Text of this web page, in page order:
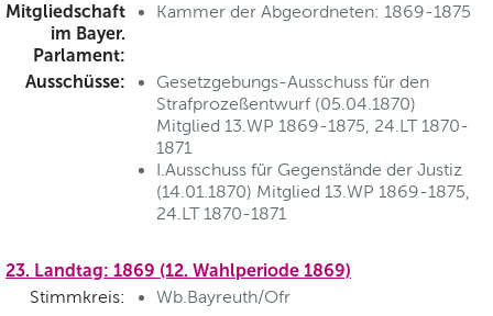
Mitgliedschaft
im Bayer.
Parlament:
Kammer der Abgeordneten: 1869-1875
Ausschüsse:
Gesetzgebungs-Ausschuss für den
Strafprozeßentwurf (05.04.1870)
Mitglied 13.WP 1869-1875, 24.LT 1870-
1871
I.Ausschuss für Gegenstände der Justiz
(14.01.1870) Mitglied 13.WP 1869-1875,
24.LT 1870-1871
23. Landtag: 1869 (12. Wahlperiode 1869)
Stimmkreis: Wb.Bayreuth/Ofr